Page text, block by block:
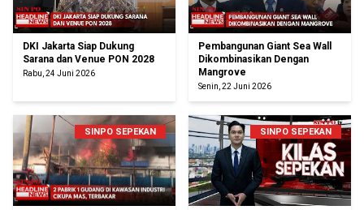
DKI Jakarta Siap Dukung
Sarana dan Venue PON 2028
Rabu, 24 Juni 2026
Pembangunan Giant Sea Wall
Dikombinasikan Dengan
Mangrove
Senin, 22 Juni 2026
SINPO SEPEKAN SINPO SEPEKAN